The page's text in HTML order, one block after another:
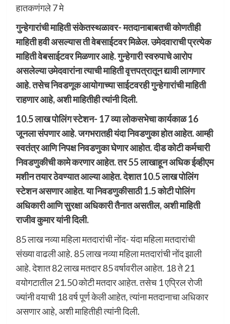
हातकणंगले 7 मे
गुन्हेगारांची माहिती संकेतस्थळावर- मतदानाबाबतची कोणतीही
माहिती हवी असल्यास ती वेबसाईटवर मिळेल. उमेदवाराची प्रत्येक
माहिती वेबसाईटवर मिळणार आहे. गुन्हेगारी स्वरुपाचे आरोप
असलेल्या उमेदवारांना त्याची माहिती वृत्तपत्रातून द्यावी लागणार
आहे. तसेच निवडणूक आयोगाच्या साईटवरही गुन्हेगारांची माहिती
राहणार आहे, अशी माहितीही त्यांनी दिली.
10.5 लाख पोलिंग स्टेशन- 17 व्या लोकसभेचा कार्यकाळ 16
जूनला संपणार आहे. जगभरातही यंदा निवडणुका होत आहेत. आम्ही
स्वतंत्र आणि निपक्ष निवडणुका घेणार आहोत. दीड कोटी कर्मचारी
निवडणुकीची कामे करणार आहेत. तर 55 लाखाहून अधिक ईव्हीएम
मशीन तयार ठेवण्यात आल्या आहेत. देशात 10.5 लाख पोलिंग
स्टेशन असणार आहेत. या निवडणुकीसाठी 1.5 कोटी पोलिंग
अधिकारी आणि सुरक्षा अधिकारी तैनात असतील, अशी माहिती
राजीव कुमार यांनी दिली.
85 लाख नव्या महिला मतदारांची नोंद- यंदा महिला मतदारांची
संख्या वाढली आहे. 85 लाख नव्या महिला मतदारांची नोंद झाली
आहे. देशात 82 लाख मतदार 85 वर्षावरील आहेत. 18 ते 21
वयोगटातील 21.50 कोटी मतदार आहेत. तसेच 1 एप्रिल रोजी
ज्यांनी वयाची 18 वर्ष पूर्ण केली आहेत, त्यांना मतदानाचा अधिकार
असणार आहे, अशी माहितीही त्यांनी दिली.